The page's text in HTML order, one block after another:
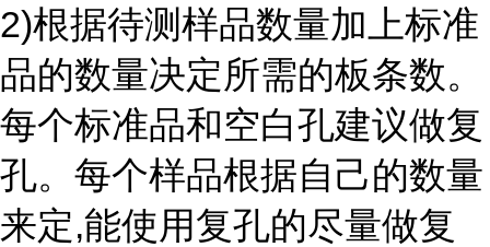
2)根据待测样品数量加上标准
品的数量决定所需的板条数。
每个标准品和空白孔建议做复
孔。每个样品根据自己的数量
来定,能使用复孔的尽量做复